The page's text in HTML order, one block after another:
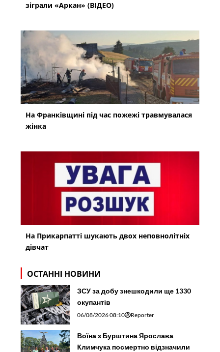
зіграли «Аркан» (ВІДЕО)
На Франківщині під час пожежі травмувалася
жінка
На Прикарпатті шукають двох неповнолітніх
дівчат
ОСТАННІ НОВИНИ
ЗСУ за добу знешкодили ще 1330
окупантів
06/08/2026 08:10 Reporter
Воїна з Бурштина Ярослава
Климчука посмертно відзначили